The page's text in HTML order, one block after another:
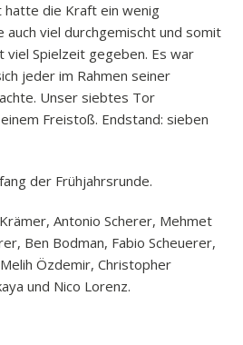
die Kraft ein wenig
auch viel durchgemischt und somit
viel Spielzeit gegeben. Es war
jeder im Rahmen seiner
Unser siebtes Tor
Freistoß. Endstand: sieben
der Frühjahrsrunde.
Antonio Scherer, Mehmet
Ben Bodman, Fabio Scheuerer,
Özdemir, Christopher
und Nico Lorenz.